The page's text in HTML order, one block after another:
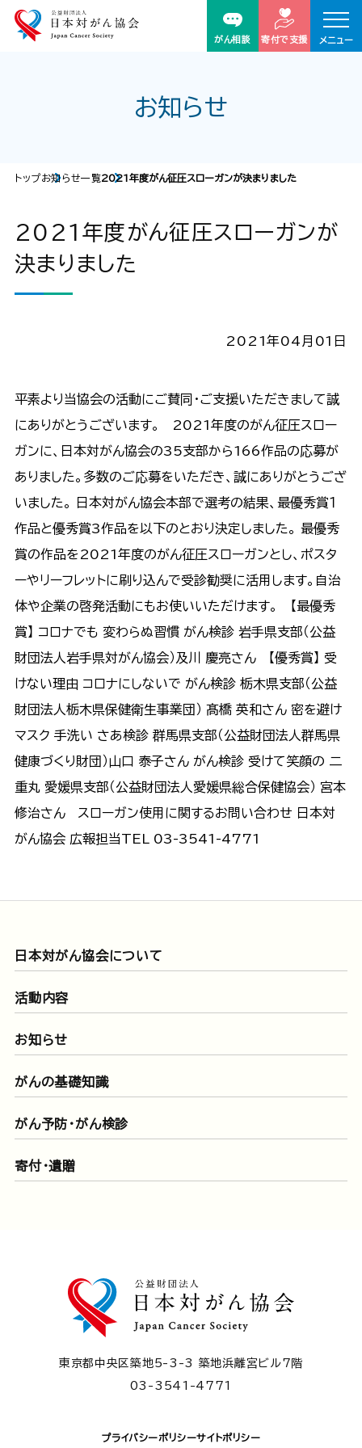
がん相談 寄付で支援 メニュー
お知らせ
トップお知らせ一覧2021年度がん征圧スローガンが決まりました
2021年度がん征圧スローガンが
決まりました
2021年04月01日
平素より当協会の活動にご賛同・ご支援いただきまして誠
にありがとうございます。 2021年度のがん征圧スロー
ガンに、日本対がん協会の35支部から166作品の応募が
ありました。多数のご応募をいただき、誠にありがとうござ
いました。 日本対がん協会本部で選考の結果、最優秀賞１
作品と優秀賞3作品を以下のとおり決定しました。 最優秀
賞の作品を2021年度のがん征圧スローガンとし、ポスタ
ーやリーフレットに刷り込んで受診勧奨に活用します。自治
体や企業の啓発活動にもお使いいただけます。 【最優秀
賞】 コロナでも 変わらぬ習慣 がん検診 岩手県支部（公益
財団法人岩手県対がん協会）及川 慶亮さん 【優秀賞】 受
けない理由 コロナにしないで がん検診栃木県支部（公益
財団法人栃木県保健衛生事業団） 髙橋 英和さん密を避け
マスク 手洗い さあ検診 群馬県支部（公益財団法人群馬県
健康づくり財団）山口 泰子さん がん検診 受けて笑顔の 二
重丸 愛媛県支部（公益財団法人愛媛県総合保健協会） 宮本
修治さん スローガン使用に関するお問い合わせ 日本対
がん協会 広報担当TEL 03-3541-4771
日本対がん協会について
活動内容
お知らせ
がんの基礎知識
がん予防・がん検診
寄付・遺贈
東京都中央区築地5-3-3 築地浜離宮ビル7階
03-3541-4771
プライバシーポリシーサイトポリシー